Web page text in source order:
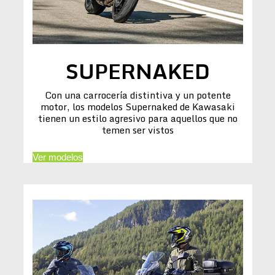
SUPERNAKED
Con una carrocería distintiva y un potente
motor, los modelos Supernaked de Kawasaki
tienen un estilo agresivo para aquellos que no
temen ser vistos
Ver modelos